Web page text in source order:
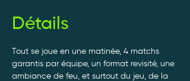
Détails
Tout se joue en une matinée, 4 matchs
garantis par équipe, un format revisité, une
ambiance de feu, et surtout du jeu, de la